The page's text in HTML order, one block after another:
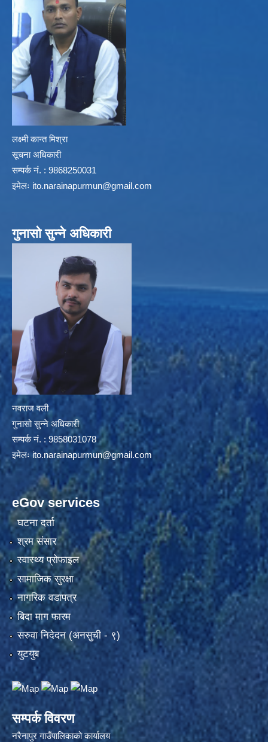
लक्ष्मी कान्त मिश्रा
सूचना अधिकारी
सम्पर्क नं. : 9868250031
इमेलः ito.narainapurmun@gmail.com
गुनासो सुन्ने अधिकारी
नवराज वली
गुनासो सुन्ने अधिकारी
सम्पर्क नं. : 9858031078
इमेलःito.narainapurmun@gmail.com
eGov services
घटना दर्ता
श्रम संसार
स्वास्थ्य प्रोफाइल
सामाजिक सुरक्षा
नागरिक वडापत्र
बिदा माग फारम
सरुवा निदेदन (अनसुची - ९)
युटयुब
सम्पर्क विवरण
नरैनापुर गाउँपालिकाको कार्यालय